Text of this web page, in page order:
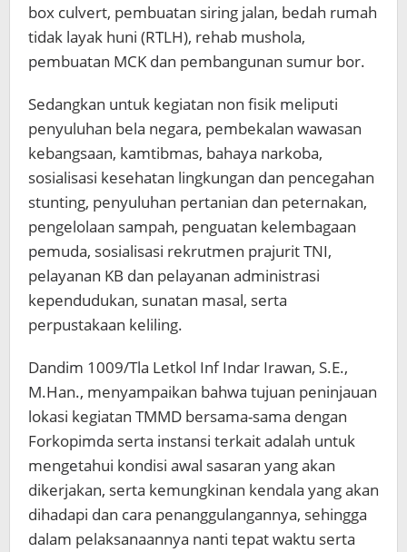
box culvert, pembuatan siring jalan, bedah rumah
tidak layak huni (RTLH), rehab mushola,
pembuatan MCK dan pembangunan sumur bor.
Sedangkan untuk kegiatan non fisik meliputi
penyuluhan bela negara, pembekalan wawasan
kebangsaan, kamtibmas, bahaya narkoba,
sosialisasi kesehatan lingkungan dan pencegahan
stunting, penyuluhan pertanian dan peternakan,
pengelolaan sampah, penguatan kelembagaan
pemuda, sosialisasi rekrutmen prajurit TNI,
pelayanan KB dan pelayanan administrasi
kependudukan, sunatan masal, serta
perpustakaan keliling.
Dandim 1009/Tla Letkol Inf Indar Irawan, S.E.,
M.Han., menyampaikan bahwa tujuan peninjauan
lokasi kegiatan TMMD bersama-sama dengan
Forkopimda serta instansi terkait adalah untuk
mengetahui kondisi awal sasaran yang akan
dikerjakan, serta kemungkinan kendala yang akan
dihadapi dan cara penanggulangannya, sehingga
dalam pelaksanaannya nanti tepat waktu serta